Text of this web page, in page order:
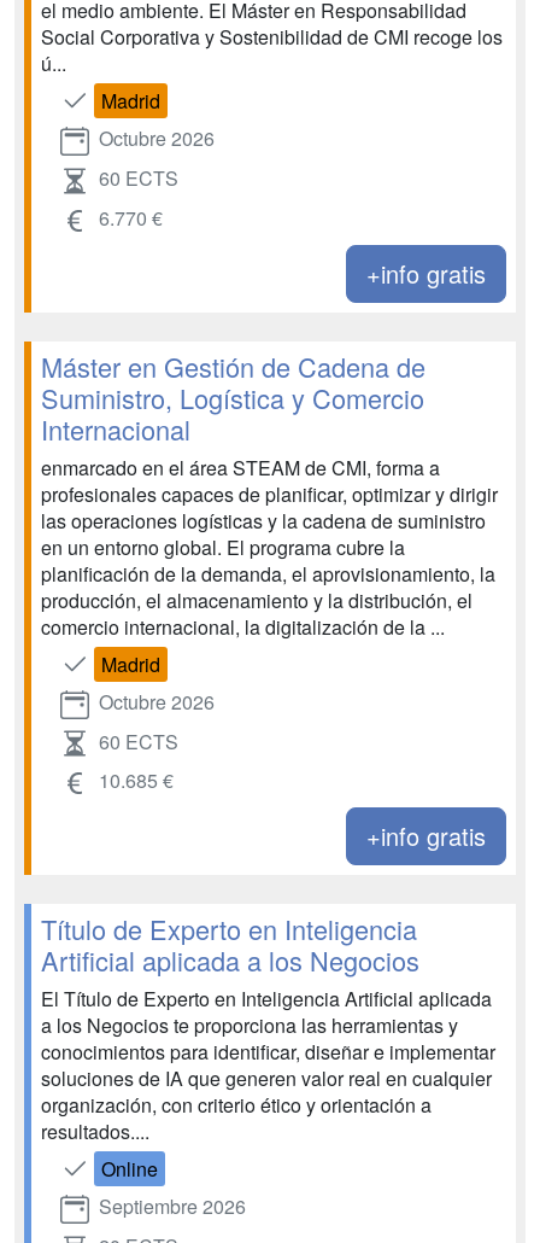
el medio ambiente. El Máster en Responsabilidad
Social Corporativa y Sostenibilidad de CMI recoge los
ú...
Madrid
Octubre 2026
60 ECTS
6.770 €
+info gratis
Máster en Gestión de Cadena de
Suministro, Logística y Comercio
Internacional
enmarcado en el área STEAM de CMI, forma a
profesionales capaces de planificar, optimizar y dirigir
las operaciones logísticas y la cadena de suministro
en un entorno global. El programa cubre la
planificación de la demanda, el aprovisionamiento, la
producción, el almacenamiento y la distribución, el
comercio internacional, la digitalización de la ...
Madrid
Octubre 2026
60 ECTS
10.685 €
+info gratis
Título de Experto en Inteligencia
Artificial aplicada a los Negocios
El Título de Experto en Inteligencia Artificial aplicada
a los Negocios te proporciona las herramientas y
conocimientos para identificar, diseñar e implementar
soluciones de IA que generen valor real en cualquier
organización, con criterio ético y orientación a
resultados....
Online
Septiembre 2026